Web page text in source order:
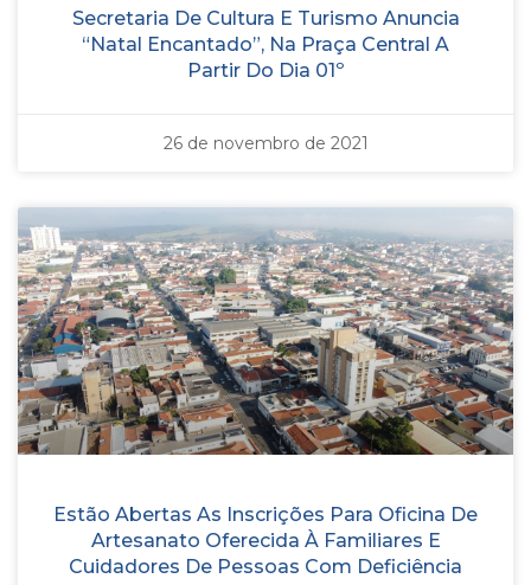
Secretaria De Cultura E Turismo Anuncia
“Natal Encantado”, Na Praça Central A
Partir Do Dia 01º
26 de novembro de 2021
Estão Abertas As Inscrições Para Oficina De
Artesanato Oferecida À Familiares E
Cuidadores De Pessoas Com Deficiência